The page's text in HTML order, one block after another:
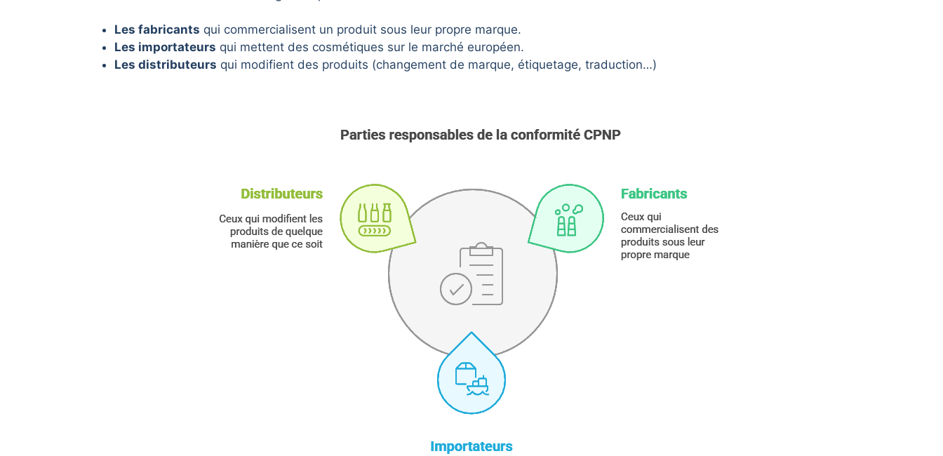
Les fabricants qui commercialisent un produit sous leur propre marque.
Les importateurs qui mettent des cosmétiques sur le marché européen.
Les distributeurs qui modifient des produits (changement de marque, étiquetage, traduction…)